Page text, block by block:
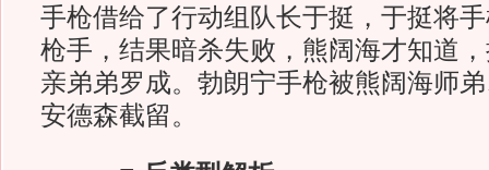
手枪借给了行动组队长于挺，于挺将
枪手，结果暗杀失败，熊阔海才知道
亲弟弟罗成。勃朗宁手枪被熊阔海师
安德森截留。